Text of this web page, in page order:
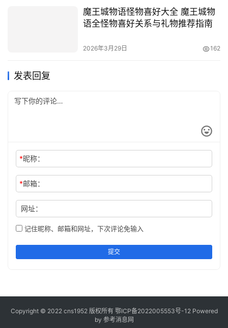
魔王城物语怪物喜好大全 魔王城物
语全怪物喜好关系与礼物推荐指南
发表回复
*昵称：
*邮箱：
网址：
提交
Copyright © 2022 cns1952 版权所有 鄂ICP备2022005553号-12Powered
by 参考消息网